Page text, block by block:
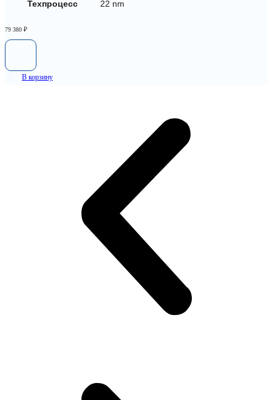
Техпроцесс 22 nm
79 380 ₽
В корзину